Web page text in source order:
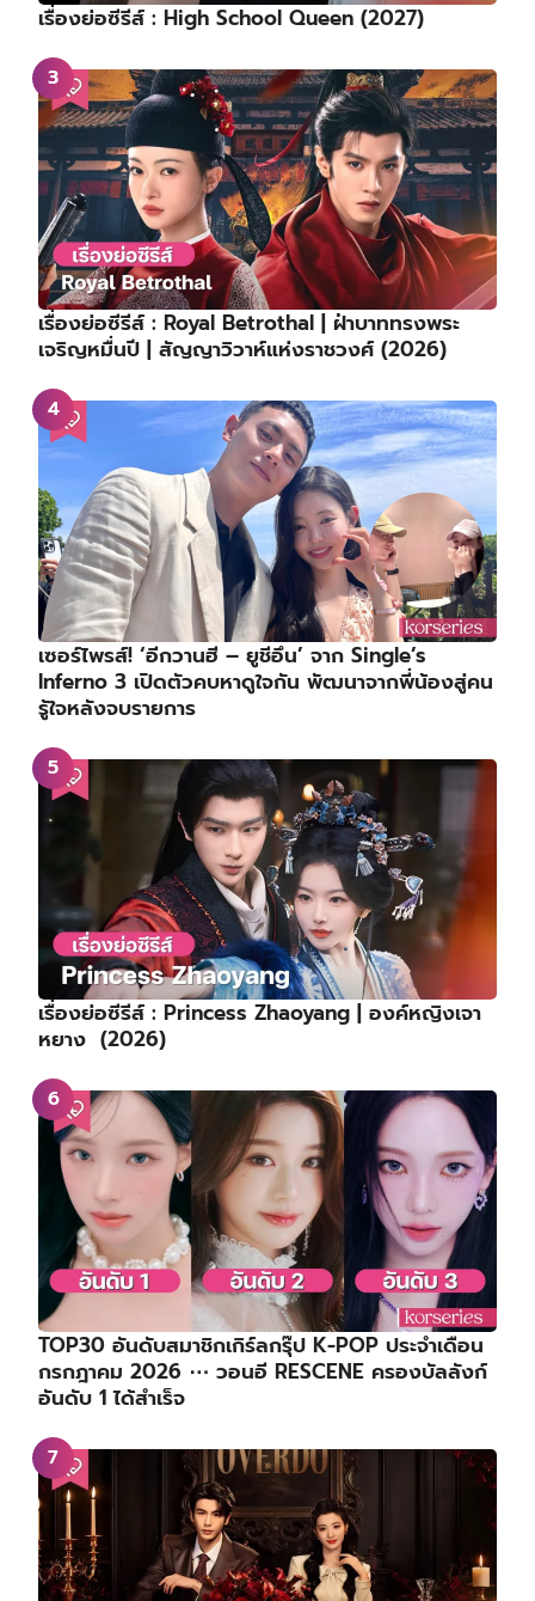
เรื่องย่อซีรีส์ : High School Queen (2027)
เรื่องย่อซีรีส์ : Royal Betrothal | ฝ่าบาททรงพระ
เจริญหมื่นปี | สัญญาวิวาห์แห่งราชวงศ์ (2026)
เซอร์ไพรส์! ‘อีกวานฮี – ยูชีอึน’ จาก Single’s
Inferno 3 เปิดตัวคบหาดูใจกัน พัฒนาจากพี่น้องสู่คน
รู้ใจหลังจบรายการ
เรื่องย่อซีรีส์ : Princess Zhaoyang | องค์หญิงเจา
หยาง (2026)
TOP30 อันดับสมาชิกเกิร์ลกรุ๊ป K-POP ประจำเดือน
กรกฎาคม 2026 ⋯ วอนอี RESCENE ครองบัลลังก์
อันดับ 1 ได้สำเร็จ